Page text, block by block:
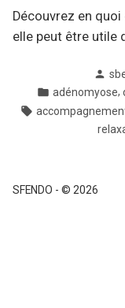
Découvrez en
elle peut être utile
par
Posté
dans
adénomyose,
Tags:
SFENDO - © 2026